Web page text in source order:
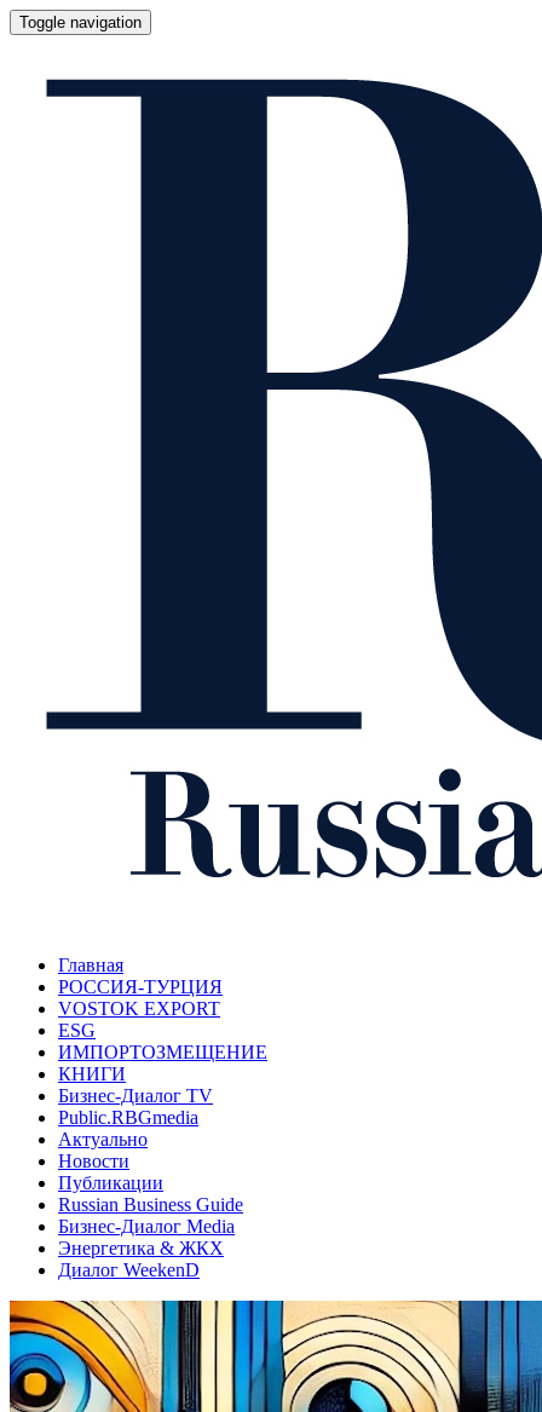
Toggle navigation
Главная
РОССИЯ-ТУРЦИЯ
VOSTOK EXPORT
ESG
ИМПОРТОЗМЕЩЕНИЕ
КНИГИ
Бизнес-Диалог TV
Public.RBGmedia
Актуально
Новости
Публикации
Russian Business Guide
Бизнес-Диалог Media
Энергетика & ЖКХ
Диалог WeekenD